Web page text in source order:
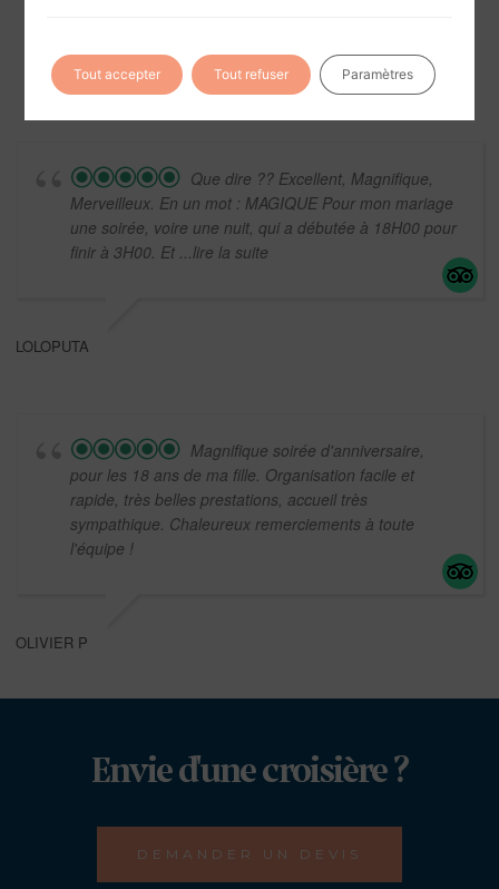
Que dire ?? Excellent, Magnifique,
Merveilleux. En un mot : MAGIQUE Pour mon mariage
une soirée, voire une nuit, qui a débutée à 18H00 pour
finir à 3H00. Et ...lire la suite
LOLOPUTA
Magnifique soirée d'anniversaire,
pour les 18 ans de ma fille. Organisation facile et
rapide, très belles prestations, accueil très
sympathique. Chaleureux remerciements à toute
l'équipe !
OLIVIER P
Envie d'une croisière ?
DEMANDER UN DEVIS
Tout accepter Tout refuser Paramètres